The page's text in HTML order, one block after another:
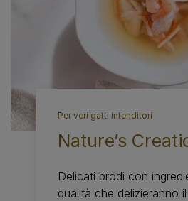
Per veri gatti intenditori
Nature’s
Delicati brodi con
qualità che delizieranno